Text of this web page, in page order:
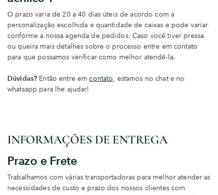
O prazo varia de 20 a 40 dias úteis de acordo com a
personalização escolhida e quantidade de caixas e pode variar
conforme a nossa agenda de pedidos. Caso você tiver pressa
ou queira mais detalhes sobre o processo entre em contato
para que possamos verificar como melhor atendê-la.
Dúvidas? Então entre emcontato, estamos no chat e no
whatsapp para lhe ajudar!
INFORMAÇÕES DE ENTREGA
Prazo e Frete
Trabalhamos com várias transportadoras para melhor atender as
necessidades de custo e prazo dos nossos clientes com